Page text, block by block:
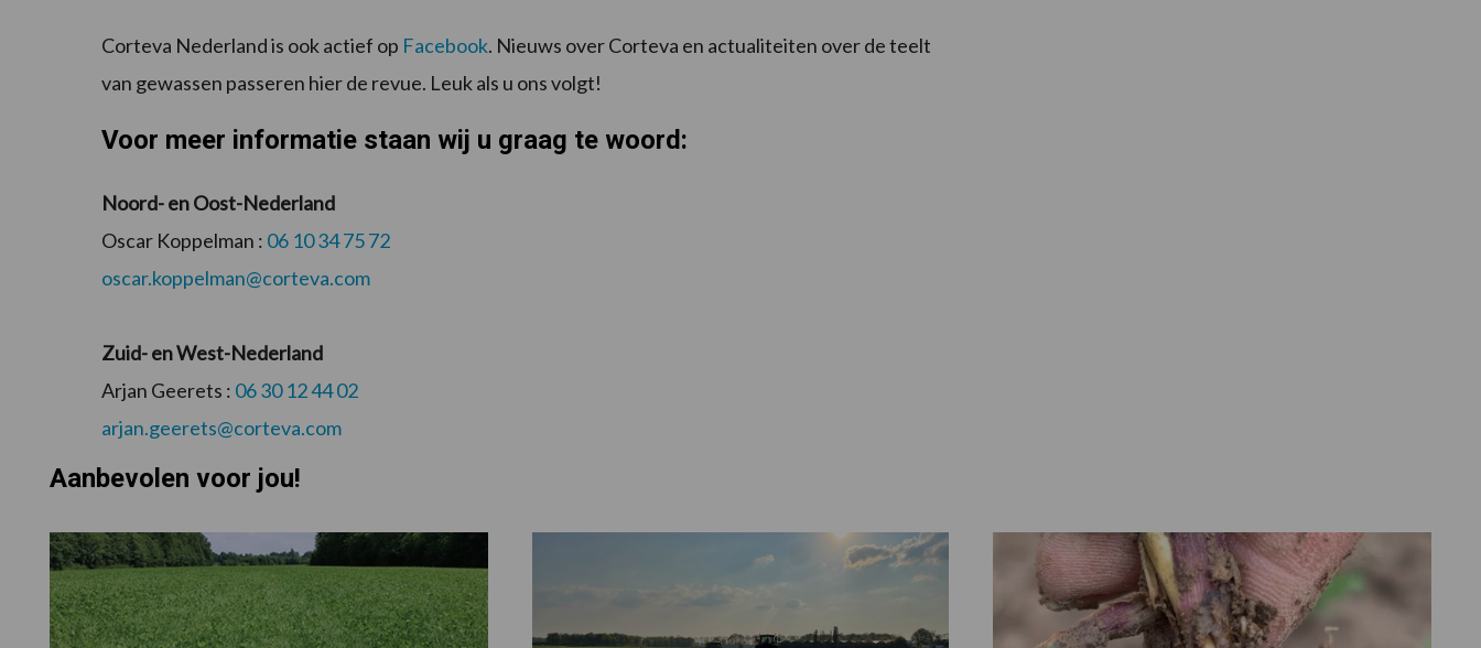
Corteva Nederland is ook actief op Facebook. Nieuws over Corteva en actualiteiten over de teelt
van gewassen passeren hier de revue. Leuk als u ons volgt!
Voor meer informatie staan wij u graag te woord:
Noord- en Oost-Nederland
Oscar Koppelman : 06 10 34 75 72
oscar.koppelman@corteva.com
Zuid- en West-Nederland
Arjan Geerets : 06 30 12 44 02
arjan.geerets@corteva.com
Aanbevolen voor jou!